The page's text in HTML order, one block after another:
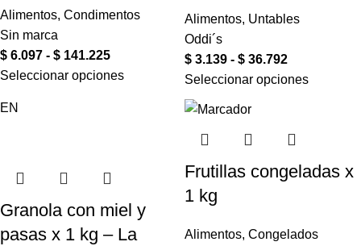
Alimentos, Condimentos
Sin marca
$ 6.097 - $ 141.225
Seleccionar opciones
Alimentos, Untables
Oddi´s
$ 3.139 - $ 36.792
Seleccionar opciones
EN
Granola con miel y
pasas x 1 kg – La
Frutillas congeladas x
1 kg
Alimentos, Congelados